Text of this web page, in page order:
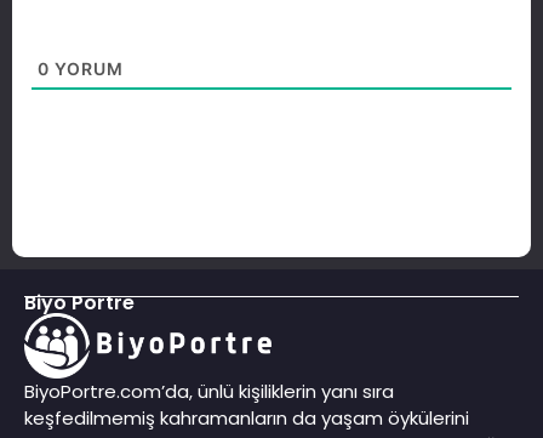
0 YORUM
Biyo Portre
BiyoPortre.com’da, ünlü kişiliklerin yanı sıra
keşfedilmemiş kahramanların da yaşam öykülerini